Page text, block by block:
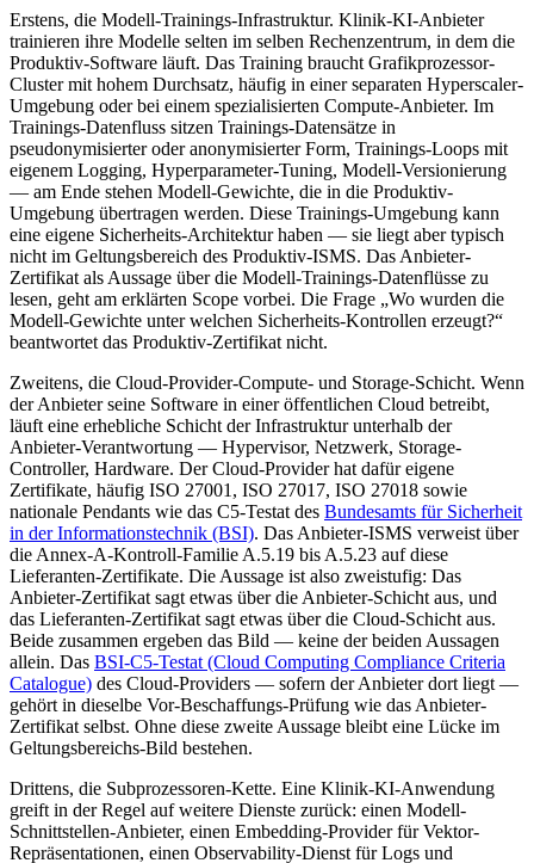
Erstens, die Modell-Trainings-Infrastruktur. Klinik-KI-Anbieter
trainieren ihre Modelle selten im selben Rechenzentrum, in dem die
Produktiv-Software läuft. Das Training braucht Grafikprozessor-
Cluster mit hohem Durchsatz, häufig in einer separaten Hyperscaler-
Umgebung oder bei einem spezialisierten Compute-Anbieter. Im
Trainings-Datenfluss sitzen Trainings-Datensätze in
pseudonymisierter oder anonymisierter Form, Trainings-Loops mit
eigenem Logging, Hyperparameter-Tuning, Modell-Versionierung
— am Ende stehen Modell-Gewichte, die in die Produktiv-
Umgebung übertragen werden. Diese Trainings-Umgebung kann
eine eigene Sicherheits-Architektur haben — sie liegt aber typisch
nicht im Geltungsbereich des Produktiv-ISMS. Das Anbieter-
Zertifikat als Aussage über die Modell-Trainings-Datenflüsse zu
lesen, geht am erklärten Scope vorbei. Die Frage „Wo wurden die
Modell-Gewichte unter welchen Sicherheits-Kontrollen erzeugt?“
beantwortet das Produktiv-Zertifikat nicht.
Zweitens, die Cloud-Provider-Compute- und Storage-Schicht. Wenn
der Anbieter seine Software in einer öffentlichen Cloud betreibt,
läuft eine erhebliche Schicht der Infrastruktur unterhalb der
Anbieter-Verantwortung — Hypervisor, Netzwerk, Storage-
Controller, Hardware. Der Cloud-Provider hat dafür eigene
Zertifikate, häufig ISO 27001, ISO 27017, ISO 27018 sowie
nationale Pendants wie das C5-Testat des Bundesamts für Sicherheit
in der Informationstechnik (BSI). Das Anbieter-ISMS verweist über
die Annex-A-Kontroll-Familie A.5.19 bis A.5.23 auf diese
Lieferanten-Zertifikate. Die Aussage ist also zweistufig: Das
Anbieter-Zertifikat sagt etwas über die Anbieter-Schicht aus, und
das Lieferanten-Zertifikat sagt etwas über die Cloud-Schicht aus.
Beide zusammen ergeben das Bild — keine der beiden Aussagen
allein. Das BSI-C5-Testat (Cloud Computing Compliance Criteria
Catalogue) des Cloud-Providers — sofern der Anbieter dort liegt —
gehört in dieselbe Vor-Beschaffungs-Prüfung wie das Anbieter-
Zertifikat selbst. Ohne diese zweite Aussage bleibt eine Lücke im
Geltungsbereichs-Bild bestehen.
Drittens, die Subprozessoren-Kette. Eine Klinik-KI-Anwendung
greift in der Regel auf weitere Dienste zurück: einen Modell-
Schnittstellen-Anbieter, einen Embedding-Provider für Vektor-
Repräsentationen, einen Observability-Dienst für Logs und